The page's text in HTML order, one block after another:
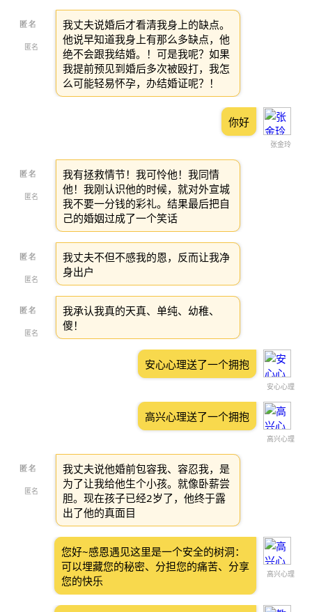
匿名
我丈夫说婚后才看清我身上的缺点。
他说早知道我身上有那么多缺点，他
绝不会跟我结婚。！可是我呢？如果
我提前预见到婚后多次被殴打，我怎
么可能轻易怀孕，办结婚证呢？！
张金玲
你好
匿名
我有拯救情节！我可怜他！我同情
他！我刚认识他的时候，就对外宣城
我不要一分钱的彩礼。结果最后把自
己的婚姻过成了一个笑话
匿名
我丈夫不但不感我的恩，反而让我净
身出户
匿名
我承认我真的天真、单纯、幼稚、
傻！
安心心理
安心心理送了一个拥抱
高兴心理
高兴心理送了一个拥抱
匿名
我丈夫说他婚前包容我、容忍我，是
为了让我给他生个小孩。就像卧薪尝
胆。现在孩子已经2岁了，他终于露
出了他的真面目
高兴心理
您好~感恩遇见这里是一个安全的树洞：
可以埋藏您的秘密、分担您的痛苦、分享
您的快乐